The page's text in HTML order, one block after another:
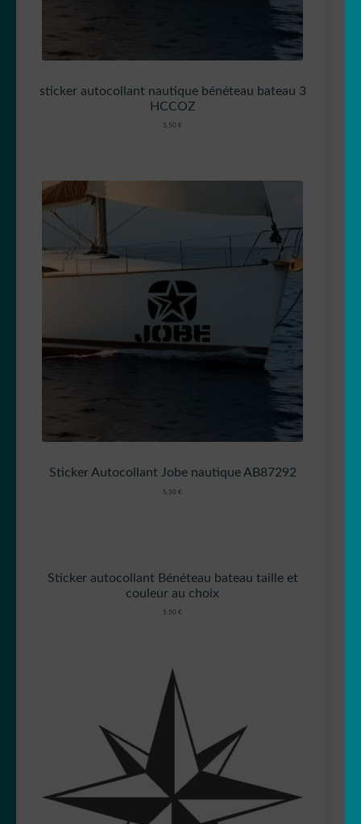
sticker autocollant nautique bénéteau bateau 3
HCCOZ
5,50 €
Sticker Autocollant Jobe nautique AB87292
5,50 €
Sticker autocollant Bénéteau bateau taille et
couleur au choix
5,50 €